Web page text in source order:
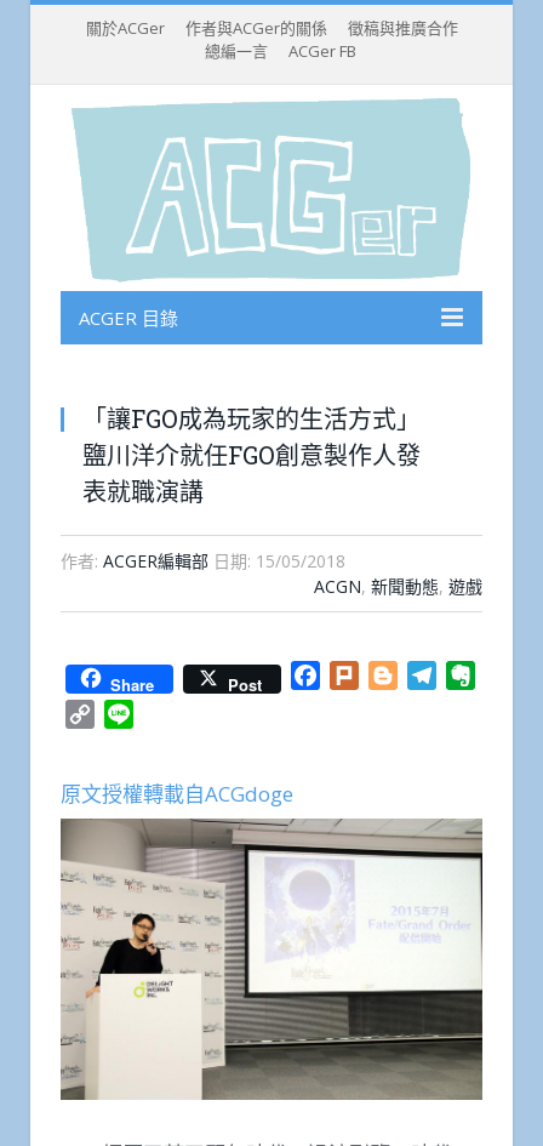
關於ACGer 作者與ACGer的關係
徵稿與推廣合作
總編一言
ACGer FB
ACGER 目錄
「讓FGO成為玩家的生活方式」
鹽川洋介就任FGO創意製作人發
表就職演講
作者: ACGER編輯部 日期: 15/05/2018
ACGN, 新聞動態, 遊戲
Share Post Facebook
Plurk BloggerTelegram
Copy
原文授權轉載自ACGdoge